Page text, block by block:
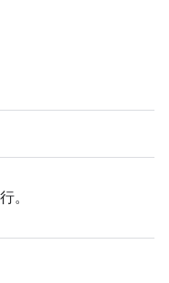
行。